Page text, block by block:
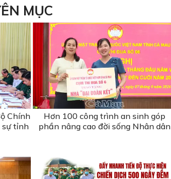
MỤC
Chính
sự tỉnh
Hơn 100 công trình an sinh góp
phần nâng cao đời sống Nhân dân